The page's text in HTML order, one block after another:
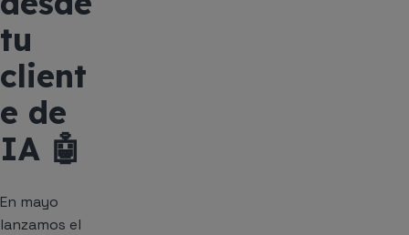
tu
client
e de
IA 🤖
En mayo
lanzamos el